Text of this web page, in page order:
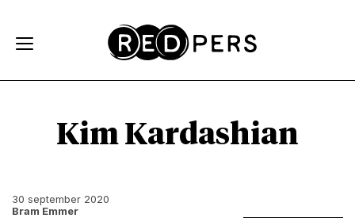
Kim Kardashian
30 september 2020
Bram Emmer